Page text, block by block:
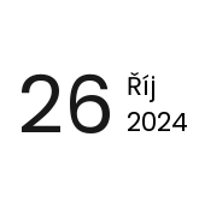
26 Říj
2024